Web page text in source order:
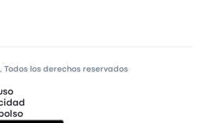
Todos los derechos reservados